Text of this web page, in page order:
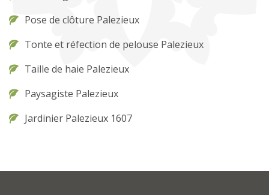
Pose de clôture Palezieux
Tonte et réfection de pelouse Palezieux
Taille de haie Palezieux
Paysagiste Palezieux
Jardinier Palezieux 1607